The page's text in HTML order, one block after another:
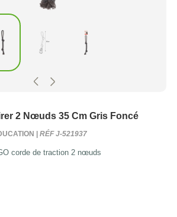
2 Nœuds 35 Cm Gris Foncé
| RÉF J-521937
corde de traction 2 nœuds